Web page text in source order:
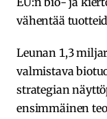
vähentää
Leunan 1,3
valmistava
strategian
ensimmäinen